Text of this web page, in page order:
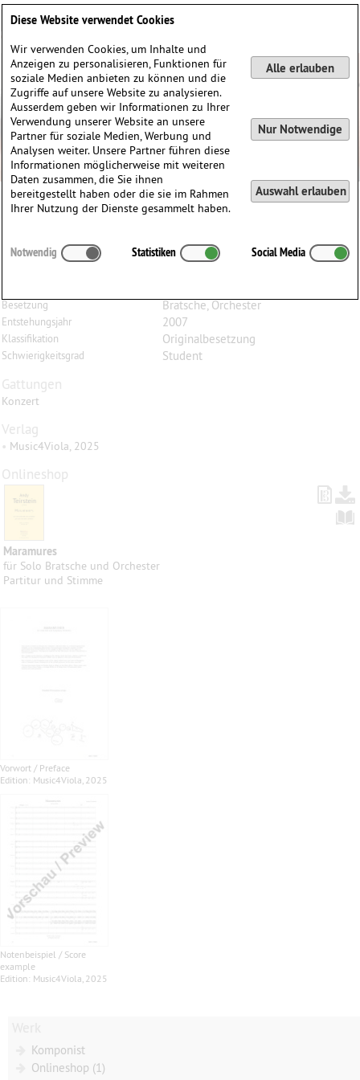
Maramures, für Solo Bratsche und Orchester
Besetzung Bratsche, Orchester
Entstehungsjahr 2007
Klassifikation Originalbesetzung
Schwierigkeitsgrad Student
Gattungen
Konzert
Verlag
• Music4Viola, 2025
Onlineshop
Maramures
für Solo Bratsche und Orchester
Partitur und Stimme
Vorwort / Preface
Edition: Music4Viola, 2025
Notenbeispiel / Score
example
Edition: Music4Viola, 2025
Komponist
Onlineshop (1)
Diese Website verwendet Cookies
Wir verwenden Cookies, um Inhalte und
Anzeigen zu personalisieren, Funktionen für
soziale Medien anbieten zu können und die
Zugriffe auf unsere Website zu analysieren.
Ausserdem geben wir Informationen zu Ihrer
Verwendung unserer Website an unsere
Partner für soziale Medien, Werbung und
Analysen weiter. Unsere Partner führen diese
Informationen möglicherweise mit weiteren
Daten zusammen, die Sie ihnen
bereitgestellt haben oder die sie im Rahmen
Ihrer Nutzung der Dienste gesammelt haben.
Alle erlauben
Nur Notwendige
Auswahl erlauben
Notwendig Statistiken Social Media